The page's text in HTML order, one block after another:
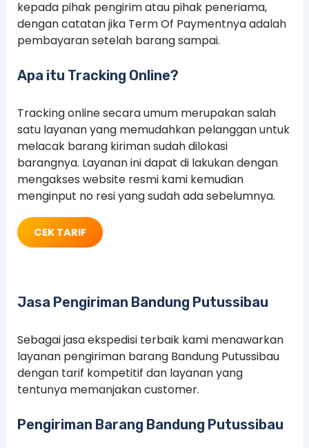
kepada pihak pengirim atau pihak peneriama,
dengan catatan jika Term Of Paymentnya adalah
pembayaran setelah barang sampai.
Apa itu Tracking Online?
Tracking online secara umum merupakan salah
satu layanan yang memudahkan pelanggan untuk
melacak barang kiriman sudah dilokasi
barangnya. Layanan ini dapat di lakukan dengan
mengakses website resmi kami kemudian
menginput no resi yang sudah ada sebelumnya.
CEK TARIF
Jasa Pengiriman Bandung Putussibau
Sebagai jasa ekspedisi terbaik kami menawarkan
layanan pengiriman barang Bandung Putussibau
dengan tarif kompetitif dan layanan yang
tentunya memanjakan customer.
Pengiriman Barang Bandung Putussibau